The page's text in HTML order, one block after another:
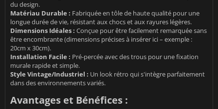
du design.
Matériau Durable : Fabriquée en tôle de haute qualité pour une
longue durée de vie, résistant aux chocs et aux rayures légères.
Dimensions Idéales : Conçue pour être facilement remarquée sans
être encombrante (dimensions précises à insérer ici – exemple :
20cm x 30cm).
Installation Facile : Pré-percée avec des trous pour une fixation
murale rapide et simple.
Style Vintage/Industriel : Un look rétro qui s'intègre parfaitement
dans des environnements variés.
Avantages et Bénéfices :